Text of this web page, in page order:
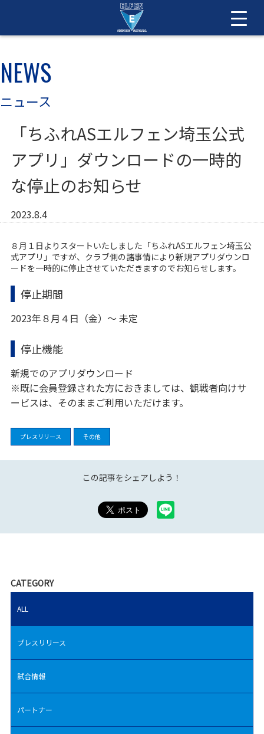
NEWS
ニュース
「ちふれASエルフェン埼玉公式
アプリ」ダウンロードの一時的
な停止のお知らせ
2023.8.4
８月１日よりスタートいたしました「ちふれASエルフェン埼玉公
式アプリ」ですが、クラブ側の諸事情により新規アプリダウンロ
ードを一時的に停止させていただきますのでお知らせします。
停止期間
2023年８月４日（金）～ 未定
停止機能
新規でのアプリダウンロード
※既に会員登録された方におきましては、観戦者向けサ
ービスは、そのままご利用いただけます。
プレスリリース その他
この記事をシェアしよう！
CATEGORY
ALL
プレスリリース
試合情報
パートナー